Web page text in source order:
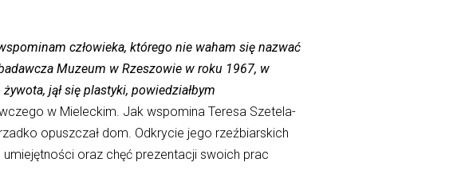
człowieka, którego nie waham się nazwać
Muzeum w Rzeszowie w roku 1967, w
jął się plastyki, powiedziałbym
w Mieleckim. Jak wspomina Teresa Szetela-
opuszczał dom. Odkrycie jego rzeźbiarskich
oraz chęć prezentacji swoich prac